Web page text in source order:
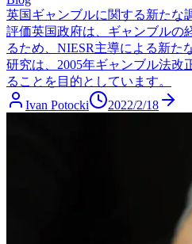
英国ギャンブルに関する新たな
評価英国政府は、ギャンブルの
るため、NIESR主導による新た
研究は、2005年ギャンブル法改
ることを目的としています。
Ivan Potocki
2022/2/18